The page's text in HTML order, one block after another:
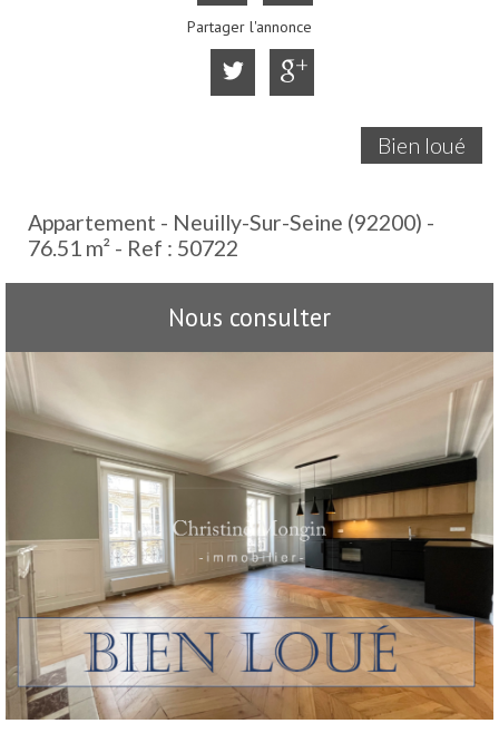
Partager l'annonce
Bien loué
Appartement - Neuilly-Sur-Seine (92200) -
76.51 m² - Ref : 50722
Nous consulter